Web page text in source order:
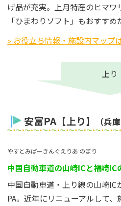
げ品が充実。上月特産のヒマワ
「ひまわりソフト」もおすすめ
» お役立ち情報・施設内マップ
上り
安富PA【上り】 （兵
やすとみぱーきんぐえりあ のぼり
中国自動車道の山崎ICと福崎IC
中国自動車道・上り線の山崎
PA。近年にリニューアルして